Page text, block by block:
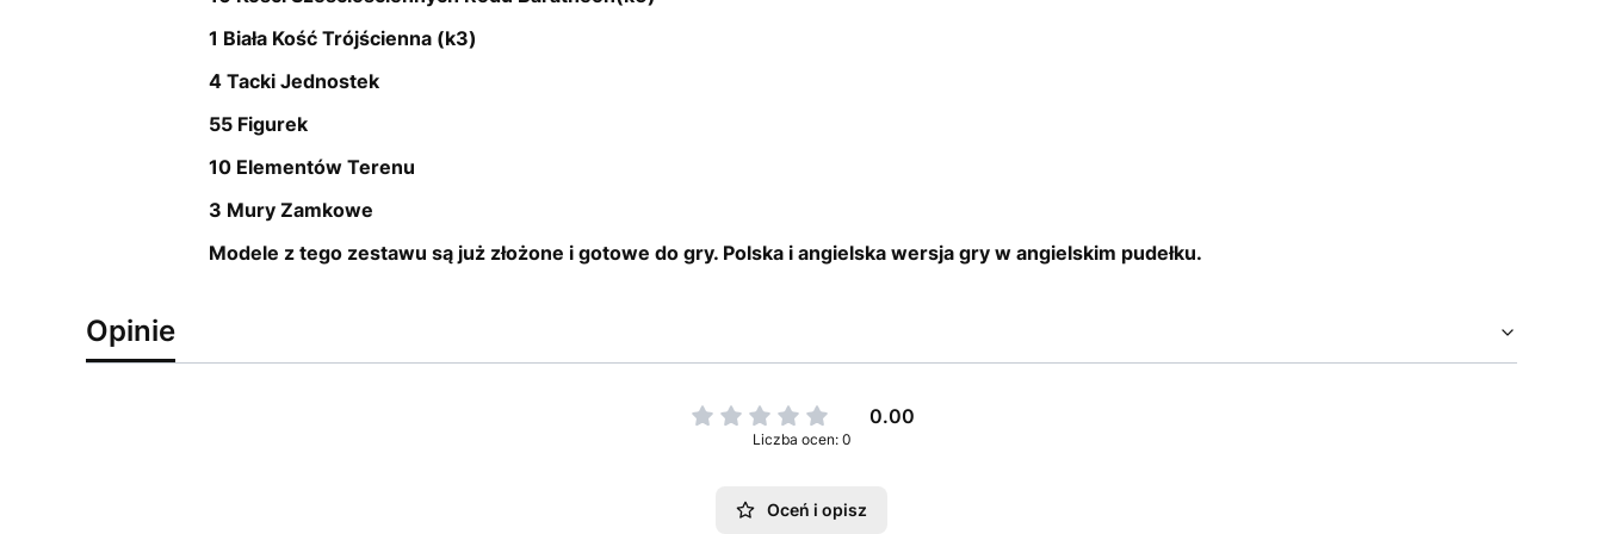
1 Biała Kość Trójścienna (k3)
4 Tacki Jednostek
55 Figurek
10 Elementów Terenu
3 Mury Zamkowe
Modele z tego zestawu są już złożone i gotowe do gry. Polska i angielska wersja gry w angielskim pudełku.
Opinie
0.00
Liczba ocen: 0
Oceń i opisz